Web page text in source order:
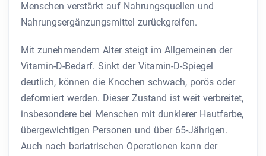
Menschen verstärkt auf Nahrungsquellen und
Nahrungsergänzungsmittel zurückgreifen.
Mit zunehmendem Alter steigt im Allgemeinen der
Vitamin-D-Bedarf. Sinkt der Vitamin-D-Spiegel
deutlich, können die Knochen schwach, porös oder
deformiert werden. Dieser Zustand ist weit verbreitet,
insbesondere bei Menschen mit dunklerer Hautfarbe,
übergewichtigen Personen und über 65-Jährigen.
Auch nach bariatrischen Operationen kann der